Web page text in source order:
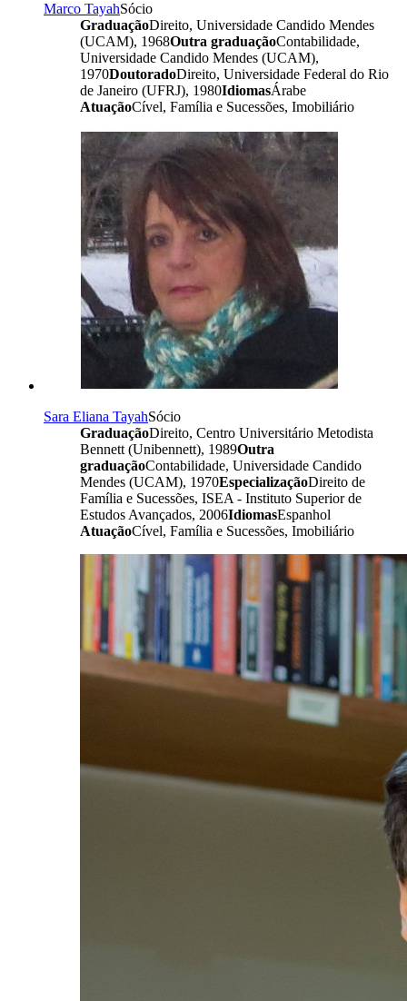
Marco TayahSócio
GraduaçãoDireito, Universidade Candido Mendes
(UCAM), 1968Outra graduaçãoContabilidade,
Universidade Candido Mendes (UCAM),
1970DoutoradoDireito, Universidade Federal do Rio
de Janeiro (UFRJ), 1980IdiomasÁrabe
AtuaçãoCível, Família e Sucessões, Imobiliário
Sara Eliana TayahSócio
GraduaçãoDireito, Centro Universitário Metodista
Bennett (Unibennett), 1989Outra
graduaçãoContabilidade, Universidade Candido
Mendes (UCAM), 1970EspecializaçãoDireito de
Família e Sucessões, ISEA - Instituto Superior de
Estudos Avançados, 2006IdiomasEspanhol
AtuaçãoCível, Família e Sucessões, Imobiliário